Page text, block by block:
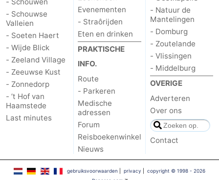
Duiveland
-
Brouwershaven
-
Bruinisse
-
Zierikzee
Natuur
Oosterschelde
Burgh
van
Veere
- Schouwse
Valleien
- Soeten Haert
- Wijde Blick
- Zeeland Village
- Zeeuwse Kust
- Zonnedorp
- ’t Hof van
Haamstede
Last minutes
Evenementen
- Straôrijden
Eten en drinken
PRAKTISCHE
INFO.
Route
- Parkeren
Medische
adressen
Forum
Reisboekenwinkel
Nieuws
- Natuur de
Mantelingen
- Domburg
- Zoutelande
- Vlissingen
- Middelburg
OVERIGE
Adverteren
Over ons
Contact
gebruiksvoorwaarden privacy
copyright © 1998 - 2026